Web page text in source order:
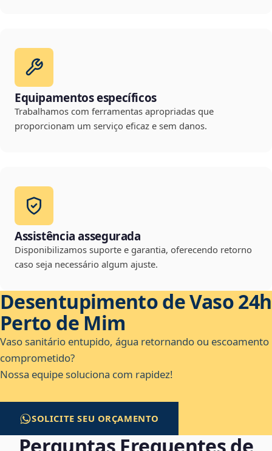
Equipamentos específicos
Trabalhamos com ferramentas apropriadas que
proporcionam um serviço eficaz e sem danos.
Assistência assegurada
Disponibilizamos suporte e garantia, oferecendo retorno
caso seja necessário algum ajuste.
Desentupimento de Vaso 24h
Perto de Mim
Vaso sanitário entupido, água retornando ou escoamento
comprometido?
Nossa equipe soluciona com rapidez!
SOLICITE SEU ORÇAMENTO